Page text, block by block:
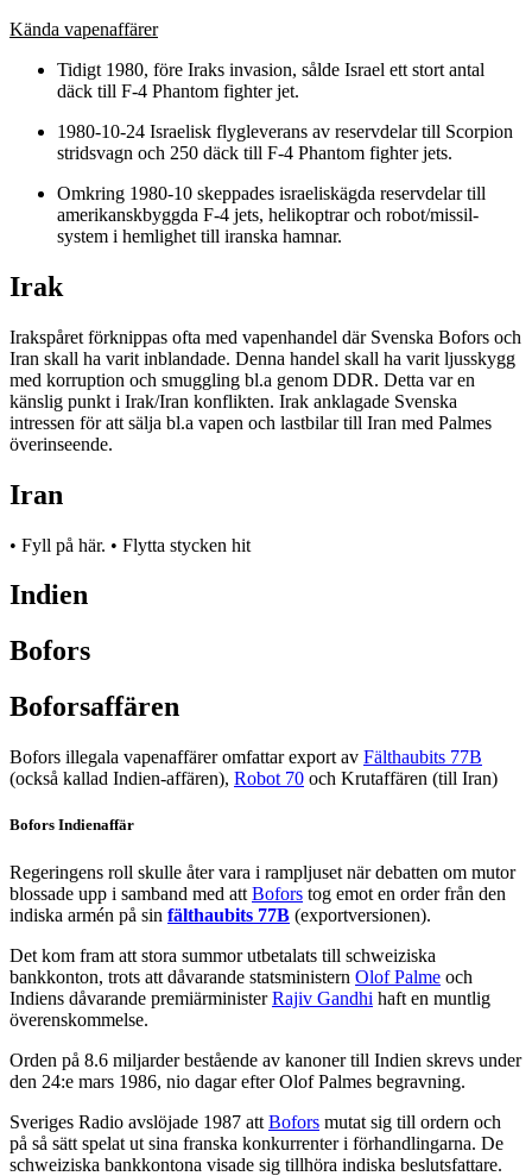
Kända vapenaffärer
Tidigt 1980, före Iraks invasion, sålde Israel ett stort antal
däck till F-4 Phantom fighter jet.
1980-10-24 Israelisk flygleverans av reservdelar till Scorpion
stridsvagn och 250 däck till F-4 Phantom fighter jets.
Omkring 1980-10 skeppades israeliskägda reservdelar till
amerikanskbyggda F-4 jets, helikoptrar och robot/missil-
system i hemlighet till iranska hamnar.
Irak
Irakspåret förknippas ofta med vapenhandel där Svenska Bofors och
Iran skall ha varit inblandade. Denna handel skall ha varit ljusskygg
med korruption och smuggling bl.a genom DDR. Detta var en
känslig punkt i Irak/Iran konflikten. Irak anklagade Svenska
intressen för att sälja bl.a vapen och lastbilar till Iran med Palmes
överinseende.
Iran
• Fyll på här. • Flytta stycken hit
Indien
Bofors
Boforsaffären
Bofors illegala vapenaffärer omfattar export av Fälthaubits 77B
(också kallad Indien-affären), Robot 70 och Krutaffären (till Iran)
Bofors Indienaffär
Regeringens roll skulle åter vara i rampljuset när debatten om mutor
blossade upp i samband med att Bofors tog emot en order från den
indiska armén på sin fälthaubits 77B (exportversionen).
Det kom fram att stora summor utbetalats till schweiziska
bankkonton, trots att dåvarande statsministern Olof Palme och
Indiens dåvarande premiärministerRajiv Gandhi haft en muntlig
överenskommelse.
Orden på 8.6 miljarder bestående av kanoner till Indien skrevs under
den 24:e mars 1986, nio dagar efter Olof Palmes begravning.
Sveriges Radio avslöjade 1987 att Bofors mutat sig till ordern och
på så sätt spelat ut sina franska konkurrenter i förhandlingarna. De
schweiziska bankkontona visade sig tillhöra indiska beslutsfattare.